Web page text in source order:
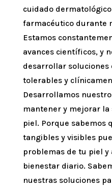
cuidado
farmacéutico durante
Estamos
avances científicos, y
desarrollar soluciones
tolerables y
Desarrollamos
mantener y mejorar la
piel. Porque sabemos
tangibles y visibles
problemas de tu piel
bienestar diario.
nuestras soluciones